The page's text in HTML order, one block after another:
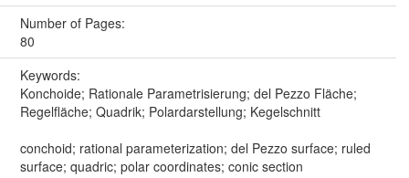
Number of Pages:
80
Keywords:
Konchoide; Rationale Parametrisierung; del Pezzo Fläche;
Regelfläche; Quadrik; Polardarstellung; Kegelschnitt
conchoid; rational parameterization; del Pezzo surface; ruled
surface; quadric; polar coordinates; conic section